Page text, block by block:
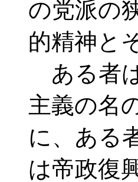
の党派の
的精神と
ある者
主義の名
に、ある
は帝政復